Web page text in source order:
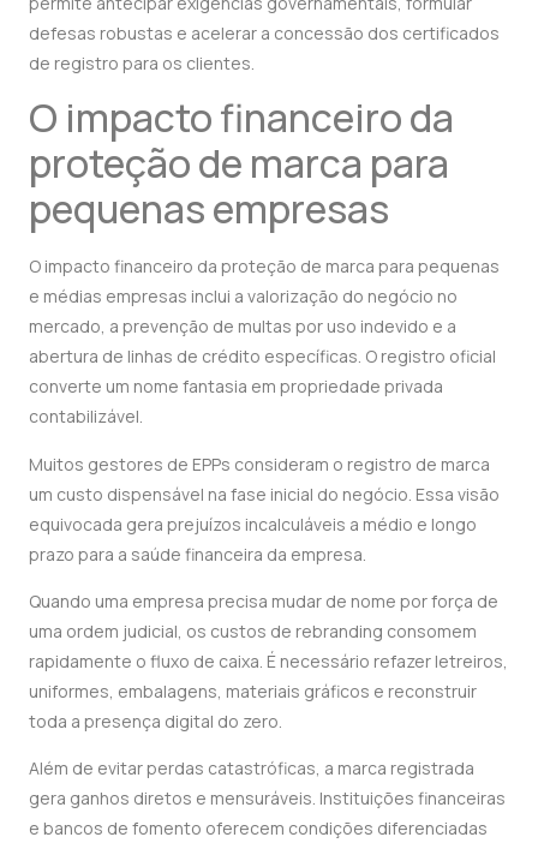
defesas robustas e acelerar a concessão dos certificados
de registro para os clientes.
O impacto financeiro da
proteção de marca para
pequenas empresas
O impacto financeiro da proteção de marca para pequenas
e médias empresas inclui a valorização do negócio no
mercado, a prevenção de multas por uso indevido e a
abertura de linhas de crédito específicas. O registro oficial
converte um nome fantasia em propriedade privada
contabilizável.
Muitos gestores de EPPs consideram o registro de marca
um custo dispensável na fase inicial do negócio. Essa visão
equivocada gera prejuízos incalculáveis a médio e longo
prazo para a saúde financeira da empresa.
Quando uma empresa precisa mudar de nome por força de
uma ordem judicial, os custos de rebranding consomem
rapidamente o fluxo de caixa. É necessário refazer letreiros,
uniformes, embalagens, materiais gráficos e reconstruir
toda a presença digital do zero.
Além de evitar perdas catastróficas, a marca registrada
gera ganhos diretos e mensuráveis. Instituições financeiras
e bancos de fomento oferecem condições diferenciadas